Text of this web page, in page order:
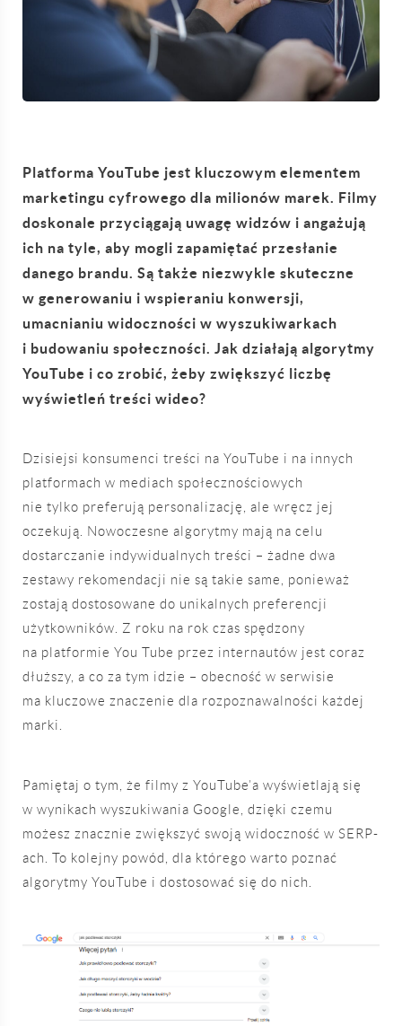
Platforma YouTube jest kluczowym elementem
marketingu cyfrowego dla milionów marek. Filmy
doskonale przyciągają uwagę widzów i angażują
ich na tyle, aby mogli zapamiętać przesłanie
danego brandu. Są także niezwykle skuteczne
w generowaniu i wspieraniu konwersji,
umacnianiu widoczności w wyszukiwarkach
i budowaniu społeczności. Jak działają algorytmy
YouTube i co zrobić, żeby zwiększyć liczbę
wyświetleń treści wideo?
Dzisiejsi konsumenci treści na YouTube i na innych
platformach w mediach społecznościowych
nie tylko preferują personalizację, ale wręcz jej
oczekują. Nowoczesne algorytmy mają na celu
dostarczanie indywidualnych treści – żadne dwa
zestawy rekomendacji nie są takie same, ponieważ
zostają dostosowane do unikalnych preferencji
użytkowników. Z roku na rok czas spędzony
na platformie You Tube przez internautów jest coraz
dłuższy, a co za tym idzie – obecność w serwisie
ma kluczowe znaczenie dla rozpoznawalności każdej
marki.
Pamiętaj o tym, że filmy z YouTube’a wyświetlają się
w wynikach wyszukiwania Google, dzięki czemu
możesz znacznie zwiększyć swoją widoczność w SERP-
ach. To kolejny powód, dla którego warto poznać
algorytmy YouTube i dostosować się do nich.